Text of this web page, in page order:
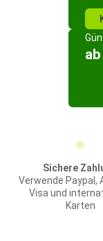
Sichere
Verwende Paypal,
Visa und
Karten